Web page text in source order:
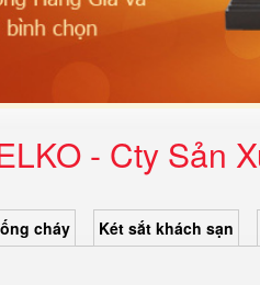
- Cty Sản
cháy Két sắt khách sạn